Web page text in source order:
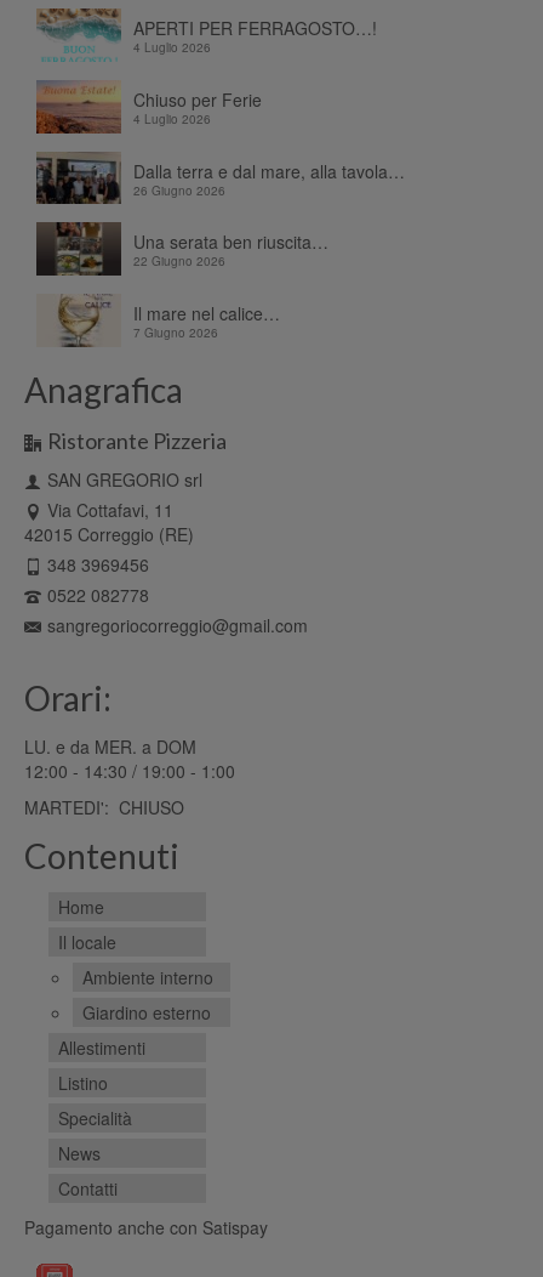
APERTI PER FERRAGOSTO…!
4 Luglio 2026
Chiuso per Ferie
4 Luglio 2026
Dalla terra e dal mare, alla tavola…
26 Giugno 2026
Una serata ben riuscita…
22 Giugno 2026
Il mare nel calice…
7 Giugno 2026
Anagrafica
Ristorante Pizzeria
SAN GREGORIO srl
Via Cottafavi, 11
42015 Correggio (RE)
348 3969456
0522 082778
sangregoriocorreggio@gmail.com
Orari:
LU. e da MER. a DOM
12:00 - 14:30 / 19:00 - 1:00
MARTEDI': CHIUSO
Contenuti
Home
Il locale
Ambiente interno
Giardino esterno
Allestimenti
Listino
Specialità
News
Contatti
Pagamento anche con Satispay